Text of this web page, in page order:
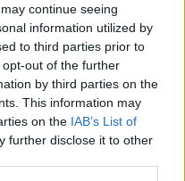
continue seeing
information utilized by
to third parties prior to
out of the further
by third parties on the
This information may
on the IAB’s List of
further disclose it to other
továbbra sem
az elektromos
17:37
AI mobiloké a
19:32